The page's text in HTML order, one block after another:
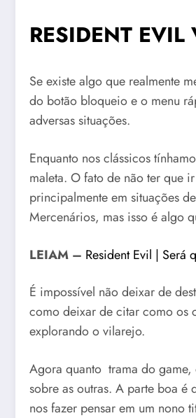
RESIDENT EVIL
Se existe algo que realmente
do botão bloqueio e o menu
adversas situações.
Enquanto nos clássicos
maleta. O fato de não ter que
principalmente em situações
Mercenários, mas isso é algo
LEIAM – Resident Evil | Será
É impossível não deixar de
como deixar de citar como os
explorando o vilarejo.
Agora quanto trama do game,
sobre as outras. A parte boa é
nos fazer pensar em um nono